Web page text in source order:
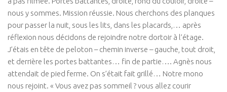
nous y sommes. Mission réussie. Nous cherchons des planques
pour passer la nuit, sous les lits, dans les placards,… après
réflexion nous décidons de rejoindre notre dortoir à l’étage.
J’étais en tête de peloton – chemin inverse – gauche, tout droit,
et derrière les portes battantes… fin de partie…. Agnès nous
attendait de pied ferme. On s’était fait grillé… Notre mono
nous rejoint. « Vous avez pas sommeil ? vous allez courir